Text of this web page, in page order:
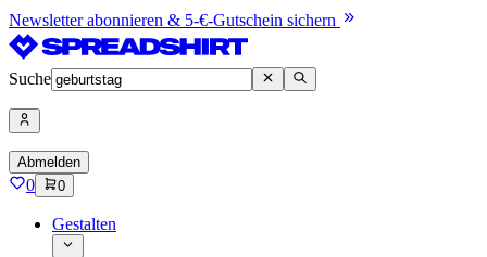
Newsletter abonnieren & 5-€-Gutschein sichern
Suche
Abmelden
0 0
Gestalten